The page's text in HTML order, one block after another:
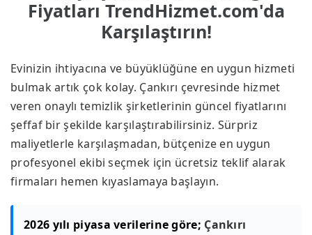
Fiyatları TrendHizmet.com'da
Karşılaştırın!
Evinizin ihtiyacına ve büyüklüğüne en uygun hizmeti
bulmak artık çok kolay. Çankırı çevresinde hizmet
veren onaylı temizlik şirketlerinin güncel fiyatlarını
şeffaf bir şekilde karşılaştırabilirsiniz. Sürpriz
maliyetlerle karşılaşmadan, bütçenize en uygun
profesyonel ekibi seçmek için ücretsiz teklif alarak
firmaları hemen kıyaslamaya başlayın.
2026 yılı piyasa verilerine göre; Çankırı